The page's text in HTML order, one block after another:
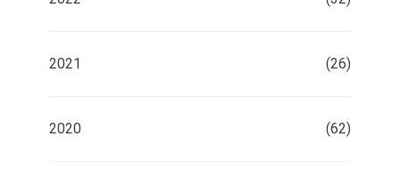
2021 (26)
2020 (62)